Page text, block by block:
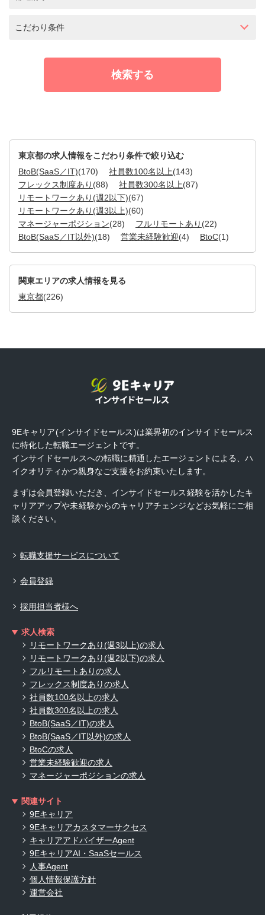
こだわり条件
東京都の求人情報をこだわり条件で絞り込む
BtoB(SaaS／IT)(170) 社員数100名以上(143)
フレックス制度あり (88) 社員数300名以上(87)
リモートワークあり(週2以下)(67)
リモートワークあり(週3以上)(60)
マネージャーポジション(28) フルリモートあり (22)
BtoB(SaaS／IT以外)(18) 営業未経験歓迎(4) BtoC(1)
関東エリアの求人情報を見る
東京都(226)
9Eキャリア(インサイドセールス)は業界初のインサイドセールス
に特化した転職エージェントです。
インサイドセールスへの転職に精通したエージェントによる、ハ
イクオリティかつ親身なご支援をお約束いたします。
まずは会員登録いただき、インサイドセールス経験を活かしたキ
ャリアアップや未経験からのキャリアチェンジなどお気軽にご相
談ください。
転職支援サービスについて
会員登録
採用担当者様へ
求人検索
リモートワークあり(週3以上)の求人
リモートワークあり(週2以下)の求人
フルリモートありの求人
フレックス制度ありの求人
社員数100名以上の求人
社員数300名以上の求人
BtoB(SaaS／IT)の求人
BtoB(SaaS／IT以外)の求人
BtoCの求人
営業未経験歓迎の求人
マネージャーポジションの求人
関連サイト
9Eキャリア
9Eキャリアカスタマーサクセス
キャリアアドバイザーAgent
9EキャリアAI・SaaSセールス
人事Agent
個人情報保護方針
運営会社